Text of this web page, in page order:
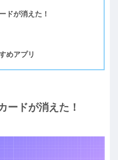
ドが消えた！
めアプリ
ードが消えた！